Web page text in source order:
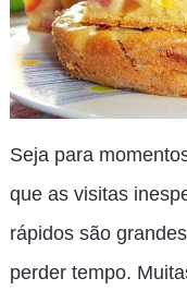
Seja para
que as visitas
rápidos são
perder tempo.